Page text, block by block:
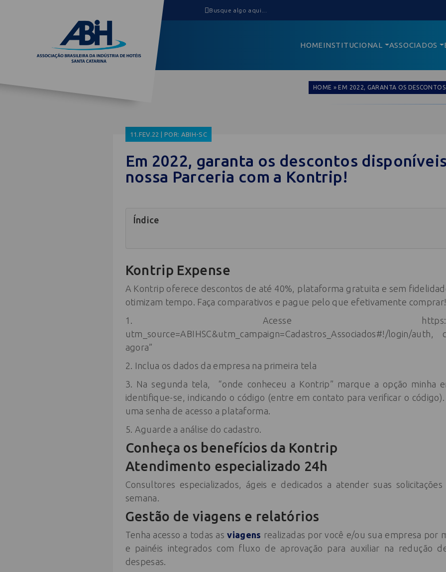
HOMEINSTITUCIONAL ASSOCIADOS
HOME »EM 2022, GARANTA OS
11.FEV.22 | POR: ABIH-SC
Em 2022, garanta os descontos
nossa Parceria com a Kontrip!
Índice
Kontrip Expense
A Kontrip oferece descontos de até 40%, plataforma gratuita e sem
otimizam tempo. Faça comparativos e pague pelo que efetivamente comprar!
1. Acesse https://
utm_source=ABIHSC&utm_campaign=Cadastros_Associados#!/login/
agora”
2. Inclua os dados da empresa na primeira tela
3. Na segunda tela, “onde conheceu a Kontrip” marque a opção minha
identifique-se, indicando o código (entre em contato para verificar o
uma senha de acesso a plataforma.
5. Aguarde a análise do cadastro.
Conheça os benefícios da Kontrip
Atendimento especializado 24h
Consultores especializados, ágeis e dedicados a atender suas
semana.
Gestão de viagens e relatórios
Tenha acesso a todas as viagens realizadas por você e/ou sua empresa por
e painéis integrados com fluxo de aprovação para auxiliar na redução
despesas.